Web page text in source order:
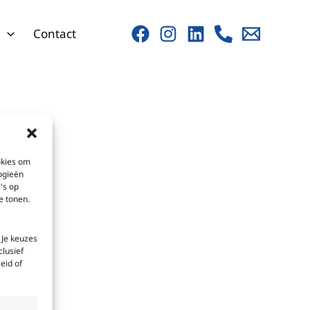
om
op
tonen.
keuzes
of
Contact